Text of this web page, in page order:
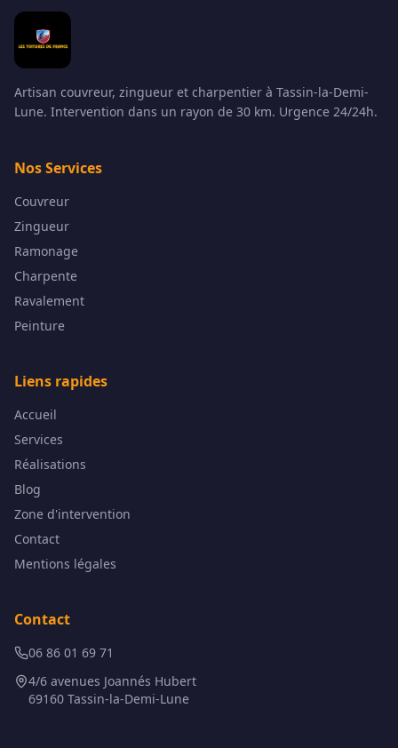
Artisan couvreur, zingueur et charpentier à Tassin-la-Demi-
Lune. Intervention dans un rayon de 30 km. Urgence 24/24h.
Nos Services
Couvreur
Zingueur
Ramonage
Charpente
Ravalement
Peinture
Liens rapides
Accueil
Services
Réalisations
Blog
Zone d'intervention
Contact
Mentions légales
Contact
06 86 01 69 71
4/6 avenues Joannés Hubert
69160 Tassin-la-Demi-Lune